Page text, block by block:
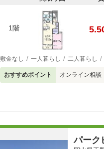
1階
敷金なし 一人暮らし 二人暮らし
おすすめポイント オンライン相談
パーク